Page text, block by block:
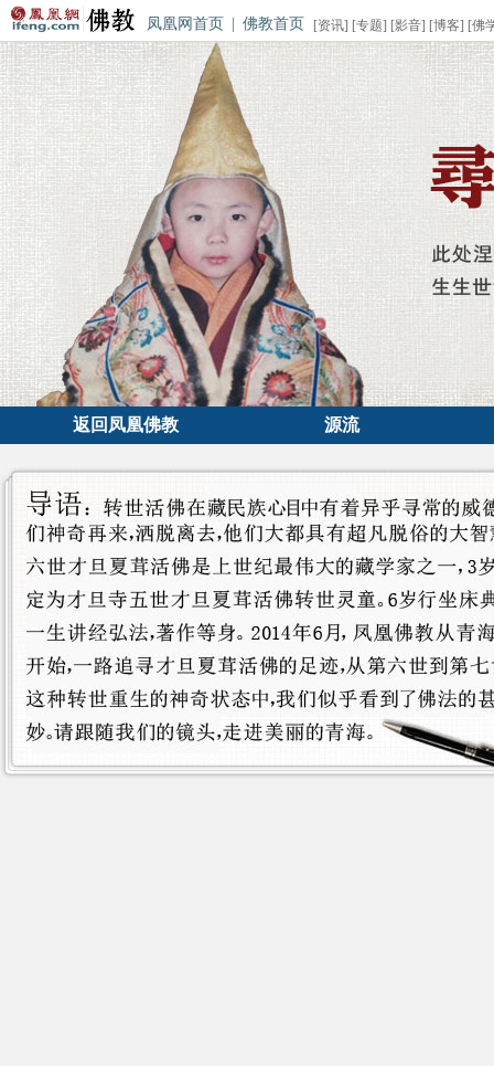
凤凰网首页 佛教首页 [资讯] [专题] [影音] [博客] [佛
返回凤凰佛教 源流